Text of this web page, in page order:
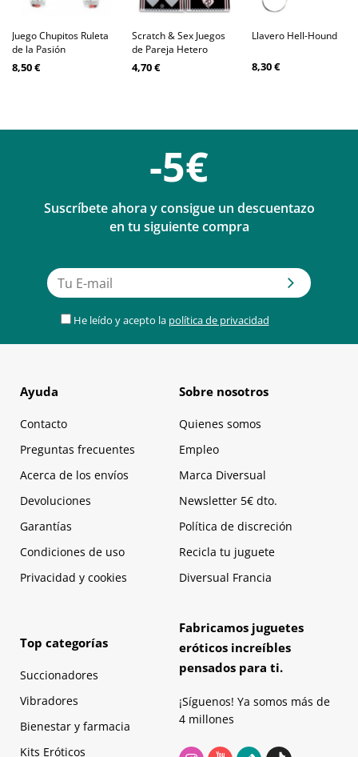
Juego Chupitos Ruleta
de la Pasión
8,50 €
Scratch & Sex Juegos
de Pareja Hetero
4,70 €
Llavero Hell-Hound
8,30 €
-5€
Suscríbete ahora y consigue un descuentazo
en tu siguiente compra
He leído y acepto la política de privacidad
Ayuda
Contacto
Preguntas frecuentes
Acerca de los envíos
Devoluciones
Garantías
Condiciones de uso
Privacidad y cookies
Sobre nosotros
Quienes somos
Empleo
Marca Diversual
Newsletter 5€ dto.
Política de discreción
Recicla tu juguete
Diversual Francia
Top categorías
Succionadores
Vibradores
Bienestar y farmacia
Kits Eróticos
Fabricamos juguetes
eróticos increíbles
pensados para ti.
¡Síguenos! Ya somos más de
4 millones